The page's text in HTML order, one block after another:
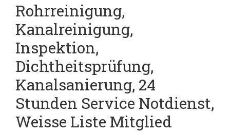
Rohrreinigung,
Kanalreinigung,
Inspektion,
Dichtheitsprüfung,
Kanalsanierung, 24
Stunden Service Notdienst,
Weisse Liste Mitglied